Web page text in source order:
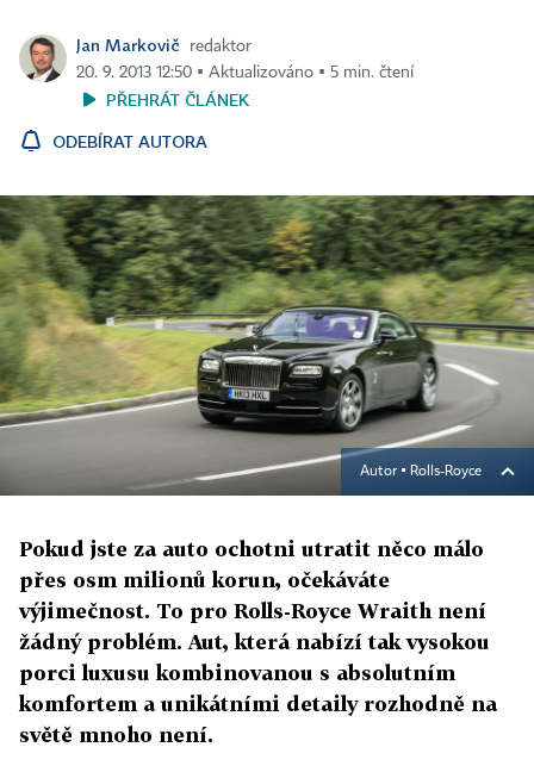
Jan Markovič
redaktor
20. 9. 2013 12:50 ▪ Aktualizováno ▪ 5 min. čtení
PŘEHRÁT ČLÁNEK
ODEBÍRAT AUTORA
Autor ▪ Rolls-Royce
Pokud jste za auto ochotni utratit něco málo
přes osm milionů korun, očekáváte
výjimečnost. To pro Rolls-Royce Wraith není
žádný problém. Aut, která nabízí tak vysokou
porci luxusu kombinovanou s absolutním
komfortem a unikátními detaily rozhodně na
světě mnoho není.